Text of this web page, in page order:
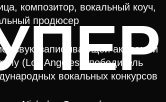
, композитор, вокальный коуч,
продюсер
звукозаписывающей академии
(Los Angeles), победитель
вокальных конкурсов